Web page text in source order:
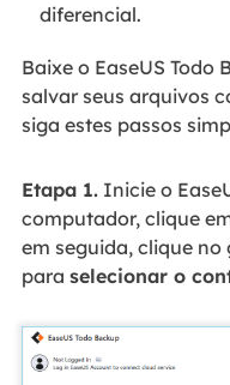
diferencial.
Baixe o EaseUS Todo
salvar seus arquivos
siga estes passos
Etapa 1.Inicie o
computador, clique
em seguida, clique
para selecionar o